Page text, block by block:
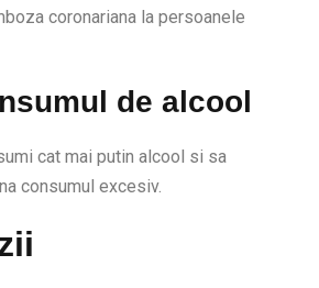
coronariana la persoanele
de alcool
cat mai putin alcool si sa
consumul excesiv.